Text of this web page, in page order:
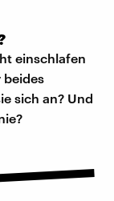
einschlafen
beides
sich an? Und